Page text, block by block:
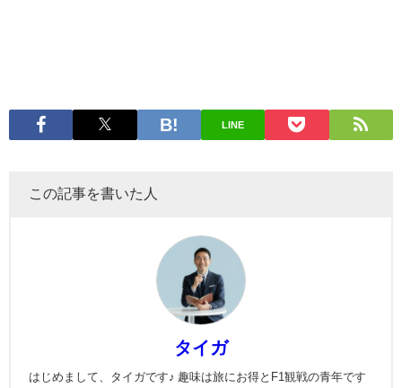
LINE
この記事を書いた人
タイガ
はじめまして、タイガです♪ 趣味は旅にお得とF1観戦の青年です